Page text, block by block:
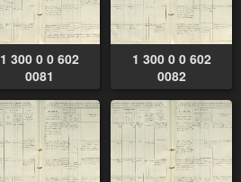
1 300 0 0 602
0081
1 300 0 0 602
0082